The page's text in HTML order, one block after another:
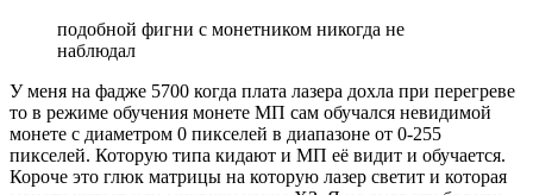
подобной фигни с монетником никогда не
наблюдал
У меня на фадже 5700 когда плата лазера дохла при перегреве
то в режиме обучения монете МП сам обучался невидимой
монете с диаметром 0 пикселей в диапазоне от 0-255
пикселей. Которую типа кидают и МП её видит и обучается.
Короче это глюк матрицы на которую лазер светит и которая